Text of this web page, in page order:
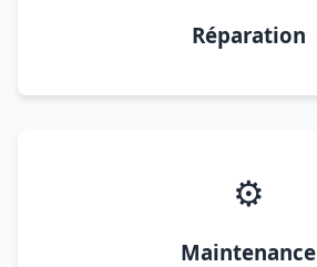
Réparation
⚙️
Maintenance